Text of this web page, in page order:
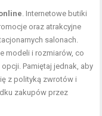
. Internetowe butiki
oraz atrakcyjne
salonach.
modeli i rozmiarów, co
Pamiętaj jednak, aby
z polityką zwrotów i
zakupów przez